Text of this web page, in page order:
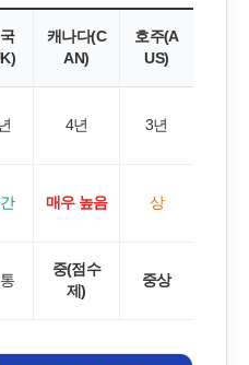
캐나다(C
AN)
호주(A
US)
4년 3년
매우 높음 상
중(점수
제)
중상